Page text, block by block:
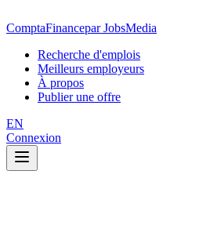
ComptaFinancepar JobsMedia
Recherche d'emplois
Meilleurs employeurs
À propos
Publier une offre
EN
Connexion